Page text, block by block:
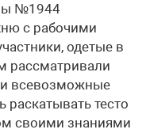
№1944
с рабочими
одетые в
рассматривали
и всевозможные
раскатывать тесто
своими знаниями